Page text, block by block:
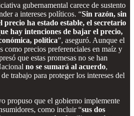
gubernamental carece de sustento
a intereses políticos. “Sin razón, sin
ha estado estable, el secretario
hay intenciones de bajar el precio,
política”, aseguró. Aunque el
como precios preferenciales en maíz y
que estas promesas no se han
no se sumará al acuerdo,
trabajo para proteger los intereses del
propuso que el gobierno implemente
como incluir “sus dos